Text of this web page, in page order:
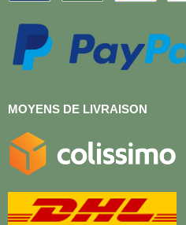
MOYENS DE LIVRAISON